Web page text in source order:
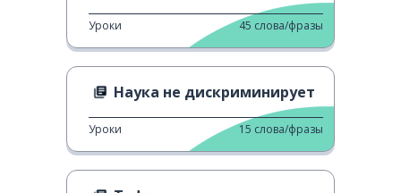
Уроки 45 слова/фразы
Наука не дискриминирует
Уроки 15 слова/фразы